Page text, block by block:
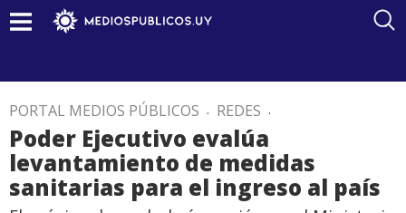
PORTAL MEDIOS PÚBLICOS . REDES .
Poder Ejecutivo evalúa
levantamiento de medidas
sanitarias para el ingreso al país